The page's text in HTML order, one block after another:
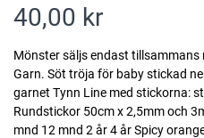
40,00 kr
Mönster säljs endast
Garn. Söt tröja för baby stickad
garnet Tynn Line med stickorna:
Rundstickor 50cm x 2,5mm och
mnd 12 mnd 2 år 4 år Spicy